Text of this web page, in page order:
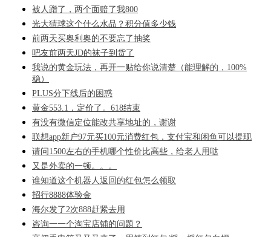
被人蹭了，两个面赔了我800
光大猜球这个什么水品？积分值多少钱
前两天买奥利奥的不要忘了抽奖
吧友前两天JD的袜子到货了
我说的黄金玩法，再开一贴给你说清楚（能理解的，100%
稳）
PLUS分下线后的困惑
黄金553.1，定价了。618结束
有没有微信定位能改共享地址的，谢谢
联想app新户97元买100元消费红包，支付宝和闲鱼可以提现
请问1500左右的手机哪个性价比高些，给老人用哒
又是外卖的一顿。。。
谁知道这个机器人返回的红包怎么领取
招行8888体验金
海尔发了2次888赶紧去用
咨询一一个淘宝店铺的问题？